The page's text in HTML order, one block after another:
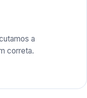
a
correta.